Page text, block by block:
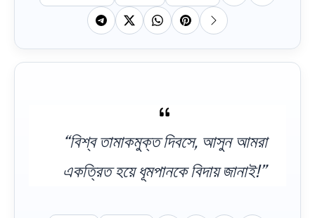
“বিশ্ব তামাকমুক্ত দিবসে, আসুন আমরা
একত্রিত হয়ে ধূমপানকে বিদায় জানাই!”